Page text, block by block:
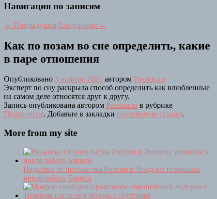
Навигация по записям
← Предыдущая Следующая →
Как по позам во сне определить, какие
в паре отношения
Опубликовано 3 ноября, 2021 автором Passion.ru
Эксперт по сну раскрыла способ определить как влюбленные
на самом деле относятся друг к другу.
Запись опубликована автором Passion.ru в рубрике
Психология. Добавьте в закладки постоянную ссылку.
More from my site
Недалеко от посольства России в Лондоне появилась
новая работа Бэнкси